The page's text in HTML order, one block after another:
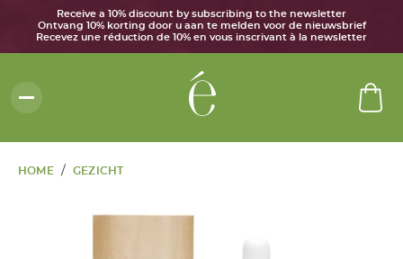
Receive a 10% discount by subscribing to the newsletter
Ontvang 10% korting door u aan te melden voor de nieuwsbrief
Recevez une réduction de 10% en vous inscrivant à la newsletter
HOME / GEZICHT